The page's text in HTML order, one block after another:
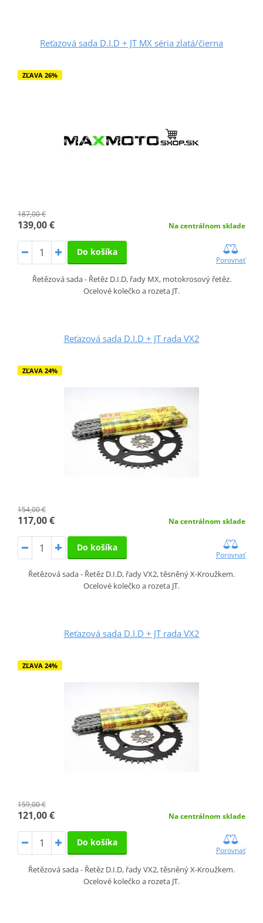
Reťazová sada D.I.D + JT MX séria zlatá/čierna
ZĽAVA 26%
187,00 €
139,00 € Na centrálnom sklade
Do košíka
Porovnať
Řetězová sada - Řetěz D.I.D, řady MX, motokrosový řetěz.
Ocelové kolečko a rozeta JT.
Reťazová sada D.I.D + JT rada VX2
ZĽAVA 24%
154,00 €
117,00 € Na centrálnom sklade
Do košíka
Porovnať
Řetězová sada - Řetěz D.I.D, řady VX2, těsněný X-Kroužkem.
Ocelové kolečko a rozeta JT.
Reťazová sada D.I.D + JT rada VX2
ZĽAVA 24%
159,00 €
121,00 € Na centrálnom sklade
Do košíka
Porovnať
Řetězová sada - Řetěz D.I.D, řady VX2, těsněný X-Kroužkem.
Ocelové kolečko a rozeta JT.